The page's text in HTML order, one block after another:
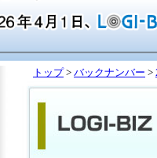
トップ > バックナンバー >